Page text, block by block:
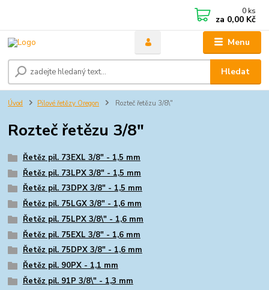
Menu
Hledat
0 ks
za 0,00 Kč
Úvod Pilové řetězy Oregon Rozteč řetězu 3/8\"
Rozteč řetězu 3/8"
Řetěz pil. 73EXL 3/8" - 1,5 mm
Řetěz pil. 73LPX 3/8" - 1,5 mm
Řetěz pil. 73DPX 3/8" - 1,5 mm
Řetěz pil. 75LGX 3/8" - 1,6 mm
Řetěz pil. 75LPX 3/8\" - 1,6 mm
Řetěz pil. 75EXL 3/8" - 1,6 mm
Řetěz pil. 75DPX 3/8" - 1,6 mm
Řetěz pil. 90PX - 1,1 mm
Řetěz pil. 91P 3/8\" - 1,3 mm